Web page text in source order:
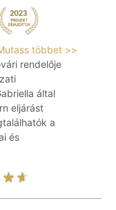
többet >>
rendelője
által
eljárást
a
és